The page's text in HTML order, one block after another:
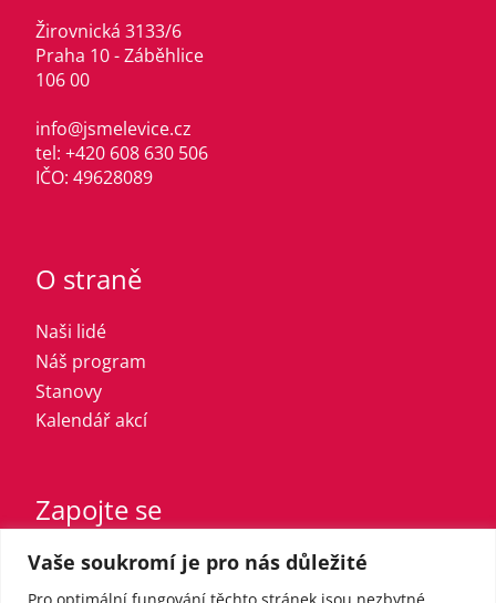
Vaše soukromí je pro nás důležité
Pro optimální fungování těchto stránek jsou nezbytné
Žirovnická 3133/6
Praha 10 - Záběhlice
106 00
info@jsmelevice.cz
tel: +420 608 630 506
IČO: 49628089
O straně
Naši lidé
Náš program
Stanovy
Kalendář akcí
Zapojte se
Vstupte do strany
Registrovaný sympatizant